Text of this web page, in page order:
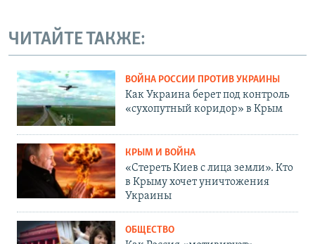
ЧИТАЙТЕ ТАКЖЕ:
ВОЙНА РОССИИ ПРОТИВ УКРАИНЫ
Как Украина берет под контроль
«сухопутный коридор» в Крым
КРЫМ И ВОЙНА
«Стереть Киев с лица земли». Кто
в Крыму хочет уничтожения
Украины
ОБЩЕСТВО